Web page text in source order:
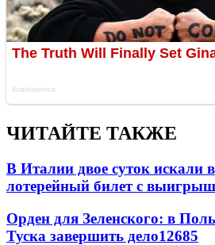
ЧИТАЙТЕ ТАКЖЕ
В Италии двое суток
лотерейный билет с
Орден для Зеленского: в
Туска завершить дело12685